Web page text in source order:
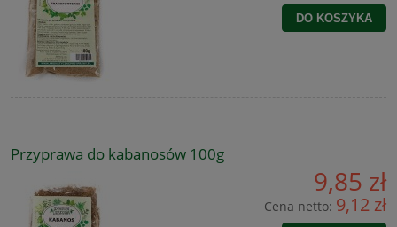
DO KOSZYKA
Przyprawa do kabanosów 100g
9,85 zł
Cena netto: 9,12 zł